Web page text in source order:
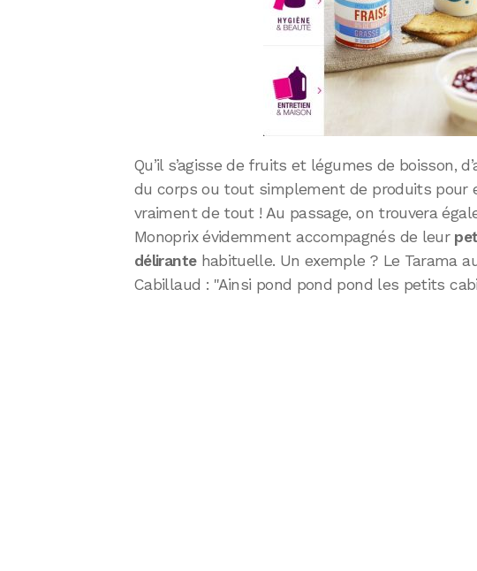
Qu’il s’agisse de fruits et légumes de boisson,
du corps ou tout simplement de produits pour
vraiment de tout ! Au passage, on trouvera
Monoprix évidemment accompagnés de leur
délirantehabituelle. Un exemple ? Le Tarama
Cabillaud : "Ainsi pond pond pond les petits